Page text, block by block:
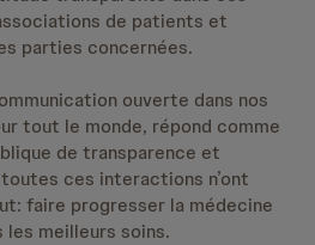
de patients et
parties concernées.
ouverte dans nos
tout le monde, répond comme
de transparence et
ces interactions n’ont
faire progresser la médecine
les meilleurs soins.